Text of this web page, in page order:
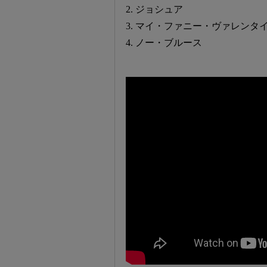
2. ジョシュア
3. マイ・ファニー・ヴァレンタ
4. ノー・ブルース